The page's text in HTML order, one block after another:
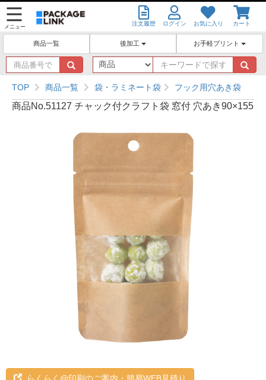
メニュー 注文履歴 ログイン お気に入り カート
商品一覧 後加工 お手軽プリント
商
品
番
号
で
キ
ー
ワ
ー
ド
TOP 商品一覧 袋・ラミネート袋 フック用穴あき袋
商品No.51127 チャック付クラフト袋 窓付 穴あき90×155